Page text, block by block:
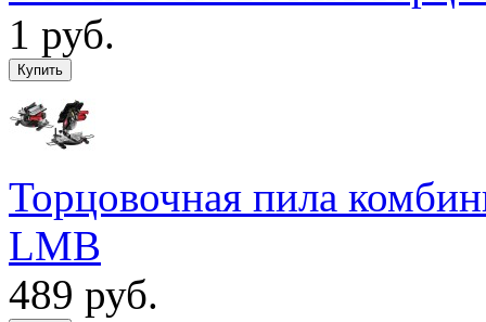
1 руб.
Торцовочная пила
LMB
489 руб.